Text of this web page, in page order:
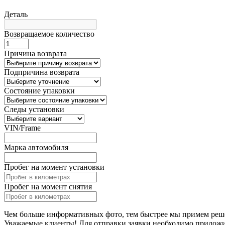
Деталь
Возвращаемое количество
Причина возврата
Подпричина возврата
Состояние упаковки
Следы установки
VIN/Frame
Марка автомобиля
Пробег на момент установки
Пробег на момент снятия
Чем больше информативных фото, тем быстрее мы примем